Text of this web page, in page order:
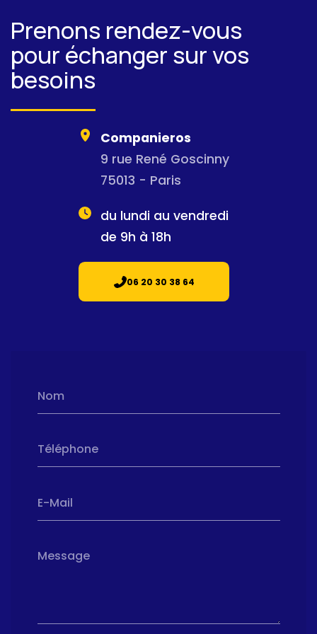
Prenons rendez-vous
pour échanger sur vos
besoins
Nom
Téléphone
E-Mail
Message
Companieros
9 rue René Goscinny
75013 - Paris
du lundi au vendredi
de 9h à 18h
06 20 30 38 64